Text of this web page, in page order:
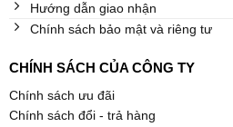
Hướng dẫn giao nhận
Chính sách bảo mật và riêng tư
CHÍNH SÁCH CỦA CÔNG TY
Chính sách ưu đãi
Chính sách đổi - trả hàng